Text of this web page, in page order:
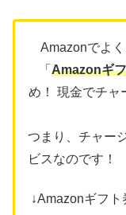
Amazonでよ
「 Amazonギ
め！ 現金でチャ
つまり、チャー
ビスなのです！
↓Amazonギフ